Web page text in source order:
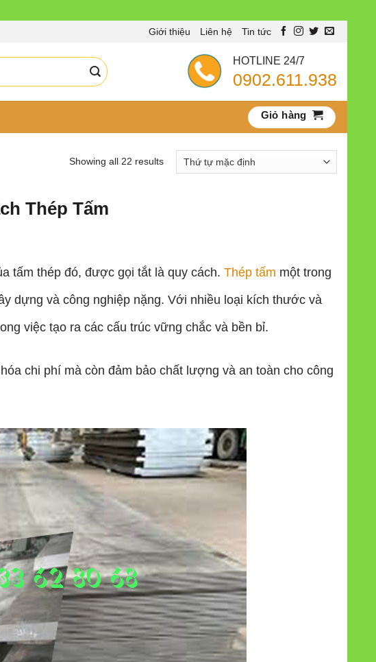
Giới thiệu Liên hệ Tin tức
HOTLINE 24/7
0902.611.938
Giỏ hàng
Showing all 22 results
Thép Tấm
tấm thép đó, được gọi tắt là quy cách. Thép tấm một trong
dựng và công nghiệp nặng. Với nhiều loại kích thước và
việc tạo ra các cấu trúc vững chắc và bền bỉ.
chi phí mà còn đảm bảo chất lượng và an toàn cho công